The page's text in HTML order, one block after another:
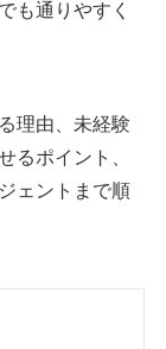
も通りやすく
理由、未経験
るポイント、
ェントまで順